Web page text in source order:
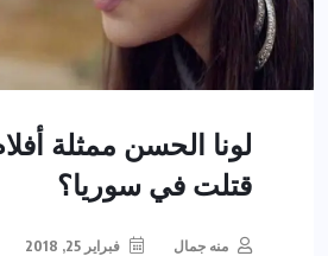
لونا الحسن ممثلة
قتلت في سوريا؟
منه جمال فبراير 25, 2018